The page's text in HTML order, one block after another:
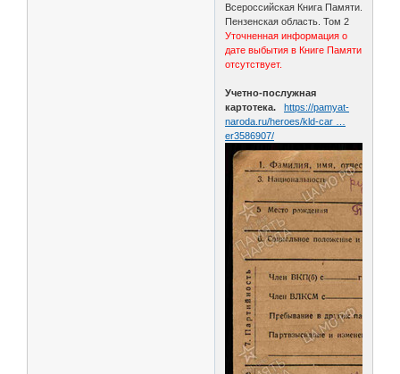
Всероссийская Книга Памяти.
Пензенская область. Том 2
Уточненная информация о
дате выбытия в Книге Памяти
отсутствует.
Учетно-послужная
картотека.
https://pamyat-
naroda.ru/heroes/kld-car …
er3586907/